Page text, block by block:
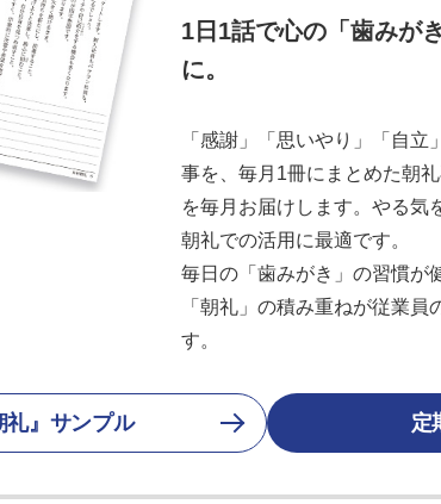
1日1話で心の「歯みが
に。
「感謝」「思いやり」「自
事を、毎月1冊にまとめた朝
を毎月お届けします。やる気
朝礼での活用に最適です。
毎日の「歯みがき」の習慣が
「朝礼」の積み重ねが従業
す。
礼』サンプル 定